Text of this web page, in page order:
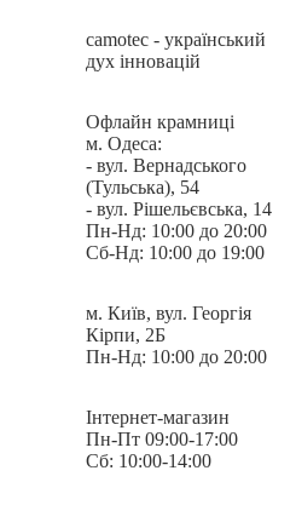
camotec - український
дух інновацій
Офлайн крамниці
м. Одеса:
- вул. Вернадського
(Тульська), 54
- вул. Рішельєвська, 14
Пн-Нд: 10:00 до 20:00
Сб-Нд: 10:00 до 19:00
м. Київ, вул. Георгія
Кірпи, 2Б
Пн-Нд: 10:00 до 20:00
Інтернет-магазин
Пн-Пт 09:00-17:00
Сб: 10:00-14:00